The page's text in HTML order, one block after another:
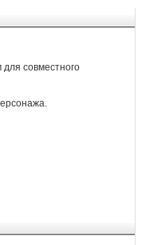
совместного